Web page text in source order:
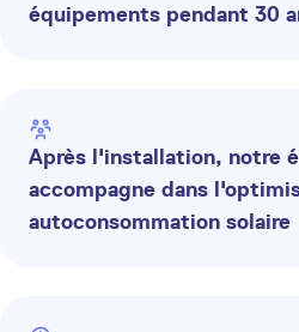
équipements pendant 30
Après l'installation, notre
accompagne dans
autoconsommation solaire